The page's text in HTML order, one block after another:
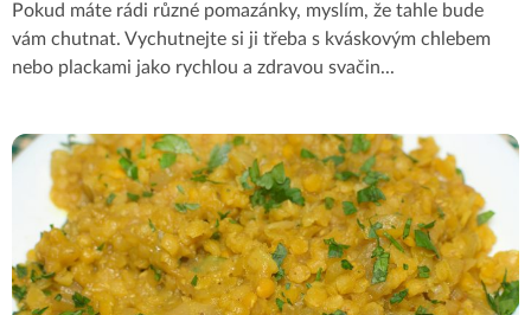
Pokud máte rádi různé pomazánky, myslím, že tahle bude
vám chutnat. Vychutnejte si ji třeba s kváskovým chlebem
nebo plackami jako rychlou a zdravou svačin...